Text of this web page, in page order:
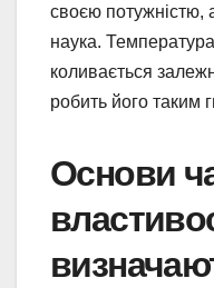
своєю потужністю,
наука.
коливається
робить його таким
Основи